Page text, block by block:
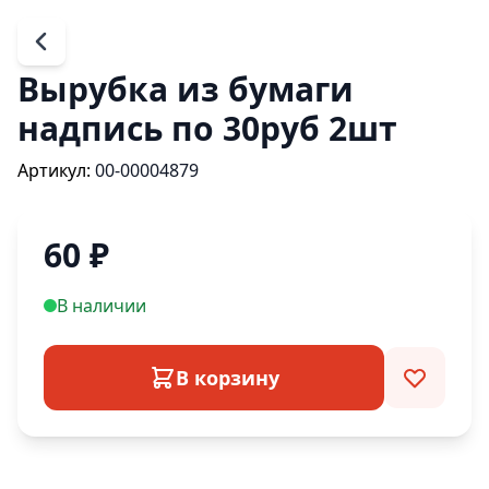
Вырубка из бумаги
надпись по 30руб 2шт
Артикул: 00-00004879
60 ₽
В наличии
В корзину